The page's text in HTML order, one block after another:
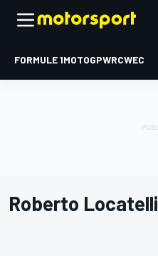
FORMULE 1MOTOGPWRCWEC
Roberto Locatelli